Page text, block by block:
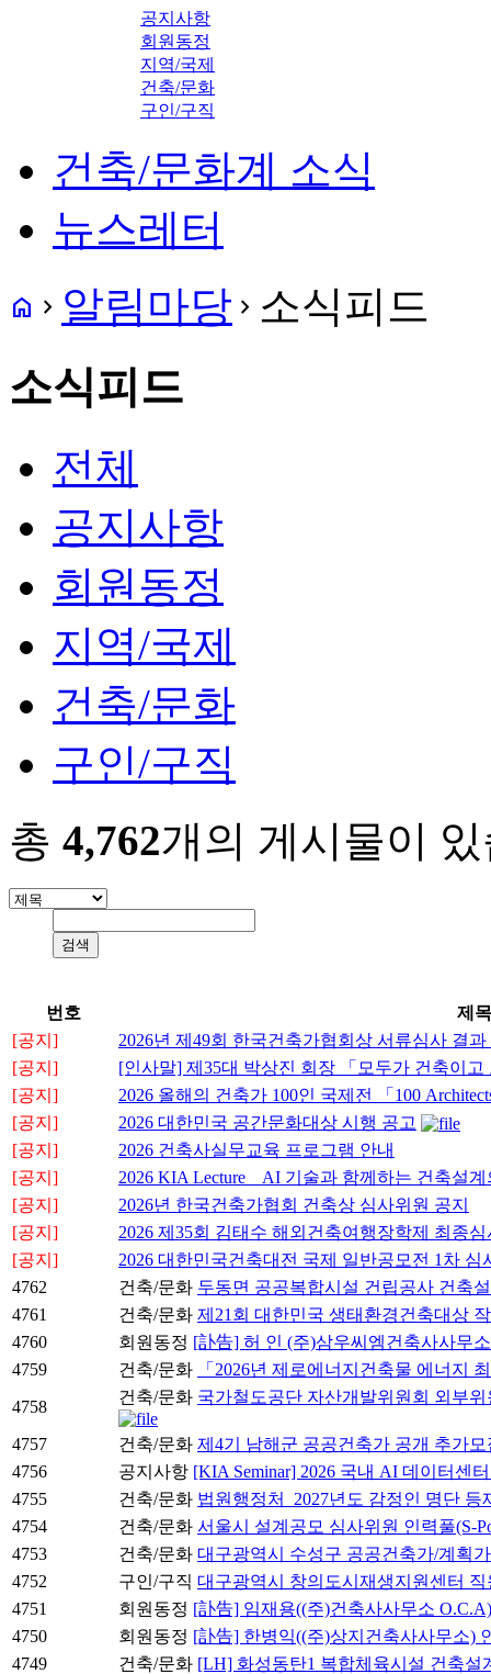
공지사항
회원동정
지역/국제
건축/문화
구인/구직
건축/문화계 소식
뉴스레터
home navigate_next 알림마당 navigate_next 소식피드
소식피드
전체
공지사항
회원동정
지역/국제
건축/문화
구인/구직
총 4,762개의 게시물이
번호
제목
[공지]
2026년 제49회 한국건축가협회상 서류심사 결과
[공지]
[인사말] 제35대 박상진 회장 「모두가 건축이
[공지]
2026 올해의 건축가 100인 국제전 「100
[공지]
2026 대한민국 공간문화대상 시행 공고
[공지]
2026 건축사실무교육 프로그램 안내
[공지]
2026 KIA Lecture _ AI 기술과 함께하는 건축설
[공지]
2026년 한국건축가협회 건축상 심사위원 공지
[공지]
2026 제35회 김태수 해외건축여행장학제 최종
[공지]
2026 대한민국건축대전 국제 일반공모전 1차
4762
건축/문화 두동면 공공복합시설 건립공사 건축
4761
건축/문화 제21회 대한민국 생태환경건축대상
4760
회원동정 [訃告] 허 인 (주)삼우씨엠건축사사무
4759
건축/문화
「2026년 제로에너지건축물 에너지
4758
건축/문화 국가철도공단 자산개발위원회 외부
4757 건축/문화 제4기 남해군 공공건축가 공개 추가모
4756
공지사항 [KIA Seminar] 2026 국내 AI 데이터센
4755
건축/문화 법원행정처_2027년도 감정인 명단
4754
건축/문화 서울시 설계공모 심사위원 인력풀(S-
4753
건축/문화 대구광역시 수성구 공공건축가/계획
4752
구인/구직 대구광역시 창의도시재생지원센터
4751
회원동정 [訃告] 임재용((주)건축사사무소
4750
회원동정 [訃告] 한병익((주)상지건축사사무소)
4749
건축/문화 [LH] 화성동탄1 복합체육시설 건축설